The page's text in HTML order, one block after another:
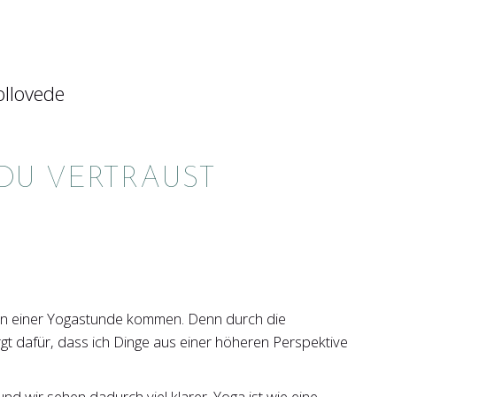
VERTRAUST
Yogastunde kommen. Denn durch die
dafür, dass ich Dinge aus einer höheren Perspektive